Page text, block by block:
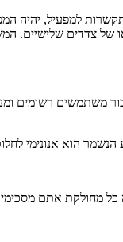
למפעיל,
ו/או של צדדים
משתמשים רשומים
הוא אנונימי
מחולקת אתם